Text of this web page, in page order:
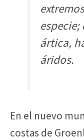
ártica,
áridos.
En el nuevo
costas de